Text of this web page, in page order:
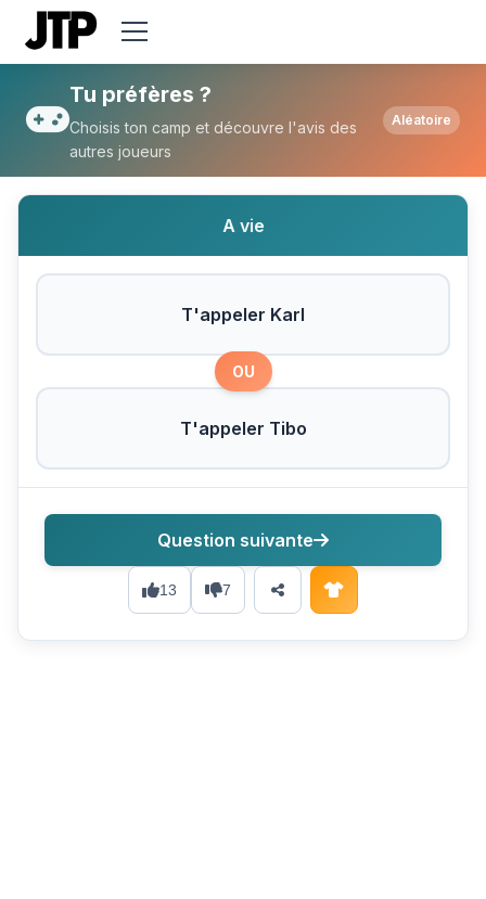
Tu préfères T'appeler Karl ou T'appeler
Tu préfères ?
Choisis ton camp et découvre l'avis des
autres joueurs
Aléatoire
A vie
T'appeler Karl
OU
T'appeler Tibo
13 7
Question suivante